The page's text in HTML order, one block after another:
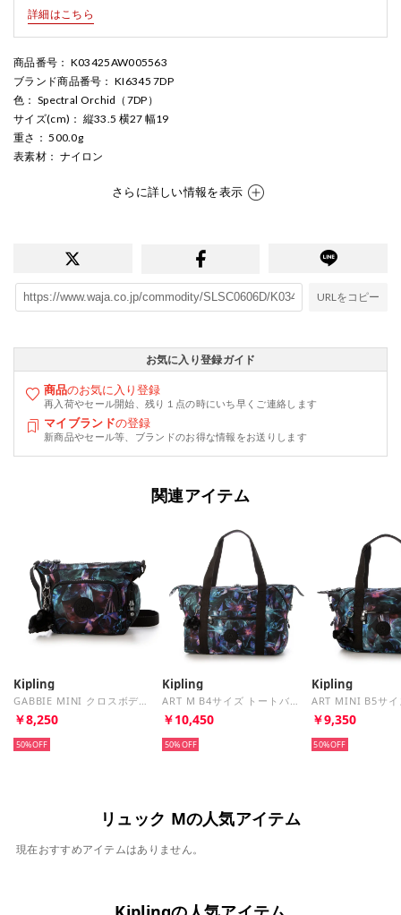
詳細はこちら
商品番号 ： K03425AW005563
ブランド商品番号 ： KI6345 7DP
色 ： Spectral Orchid（7DP）
サイズ(cm) ： 縦33.5 横27 幅19
重さ ： 500.0g
表素材： ナイロン
さらに詳しい情報を表示
URLをコピー
お気に入り登録ガイド
商品のお気に入り登録
再入荷やセール開始、残り１点の時にいち早くご連絡します
マイブランドの登録
新商品やセール等、ブランドのお得な情報をお送りします
関連アイテム
Kipling
GABBIE MINI クロスボディバッグ （Spectral Orchid）
￥8,250
50%
Kipling
ART M B4サイズ トートバッグ、トラベルバッグ （Spectral Orchid）
￥10,450
50%
Kipling
￥9,350
50%
リュック Mの人気アイテム
現在おすすめアイテムはありません。